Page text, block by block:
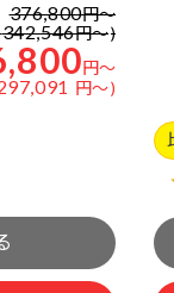
376,800円～
342,546円～
円～
円～